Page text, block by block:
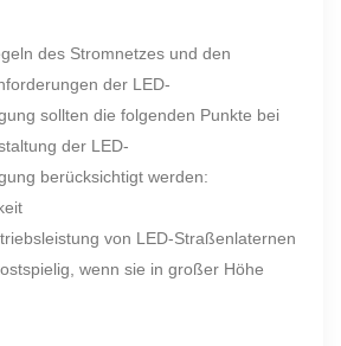
des Stromnetzes und den
der LED-
sollten die folgenden Punkte bei
der LED-
berücksichtigt werden:
von LED-Straßenlaternen
wenn sie in großer Höhe